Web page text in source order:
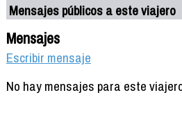
Mensajes públicos a este viajero
Mensajes
Escribir mensaje
No hay mensajes para este